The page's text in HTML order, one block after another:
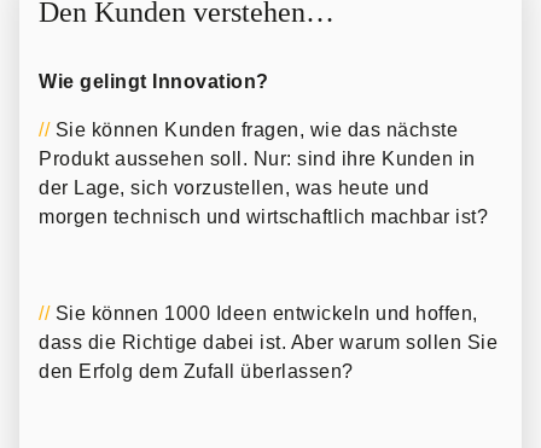
Den Kunden verstehen…
Wie gelingt Innovation?
// Sie können Kunden fragen, wie das nächste
Produkt aussehen soll. Nur: sind ihre Kunden in
der Lage, sich vorzustellen, was heute und
morgen technisch und wirtschaftlich machbar ist?
// Sie können 1000 Ideen entwickeln und hoffen,
dass die Richtige dabei ist. Aber warum sollen Sie
den Erfolg dem Zufall überlassen?